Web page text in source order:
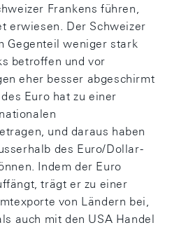
Frankens führen,
erwiesen. Der Schweizer
Gegenteil weniger stark
betroffen und vor
eher besser abgeschirmt
Euro hat zu einer
und daraus haben
des Euro/Dollar-
Indem der Euro
trägt er zu einer
von Ländern bei,
auch mit den USA Handel